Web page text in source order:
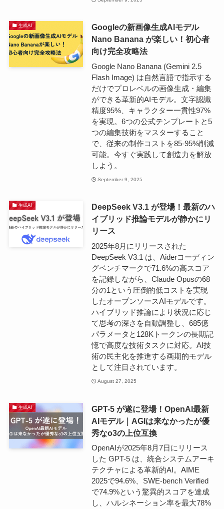
生成AI
Googleの新画像生成AIモデル
Nano Banana が楽しい！初心者
向け完全攻略法
Google Nano Banana (Gemini 2.5
Flash Image) は自然言語で指示する
だけでプロレベルの画像生成・編集
ができる革新的AIモデル。文字認識
精度95%、キャラクター一貫性97%
を実現。6つの公式テンプレートと5
つの編集技術をマスターすること
で、従来の制作コストを85-95%削減
可能。今すぐ実践して創造力を解放
しよう。
September 9, 2025
生成AI
DeepSeek V3.1 が登場！最新のハ
イブリッド推論モデルが静かにリ
リース
2025年8月にリリースされた
DeepSeek V3.1 は、Aiderコーディン
グベンチマークで71.6%の高スコア
を記録しながら、Claude Opusの68
分の1という圧倒的低コストを実現
したオープンソースAIモデルです。
ハイブリッド推論により状況に応じ
て思考の深さを自動調整し、685億
パラメータと128Kトークンの長期記
憶で高度な技術タスクに対応。AI技
術の民主化を推進する画期的モデル
として注目されています。
August 27, 2025
生成AI
GPT-5 が遂に登場！OpenAI最新
AIモデル｜AGIは来なかったが優
秀なo3の上位互換
OpenAIが2025年8月7日にリリース
した GPT-5 は、統合システムアーキ
テクチャによる革新的AI。AIME
2025で94.6%、SWE-bench Verified
で74.9%という驚異的スコアを達成
し、ハルシネーション率を最大78%